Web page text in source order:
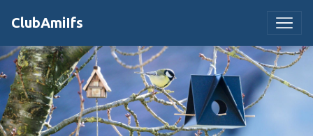
ClubAmiIfs